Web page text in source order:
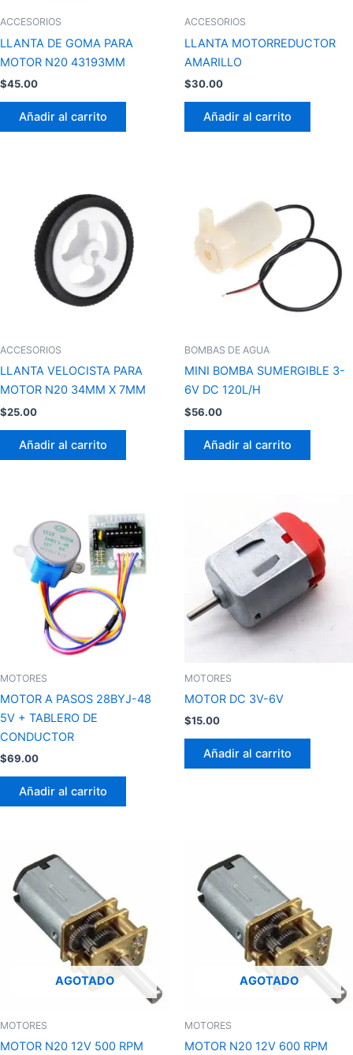
ACCESORIOS
LLANTA DE GOMA PARA
MOTOR N20 43193MM
$45.00
Añadir al carrito
ACCESORIOS
LLANTA MOTORREDUCTOR
AMARILLO
$30.00
Añadir al carrito
ACCESORIOS
LLANTA VELOCISTA PARA
MOTOR N20 34MM X 7MM
$25.00
Añadir al carrito
BOMBAS DE AGUA
MINI BOMBA SUMERGIBLE 3-
6V DC 120L/H
$56.00
Añadir al carrito
MOTORES
MOTOR A PASOS 28BYJ-48
5V + TABLERO DE
CONDUCTOR
$69.00
Añadir al carrito
MOTORES
MOTOR DC 3V-6V
$15.00
Añadir al carrito
AGOTADO
MOTORES
MOTOR N20 12V 500 RPM
AGOTADO
MOTORES
MOTOR N20 12V 600 RPM